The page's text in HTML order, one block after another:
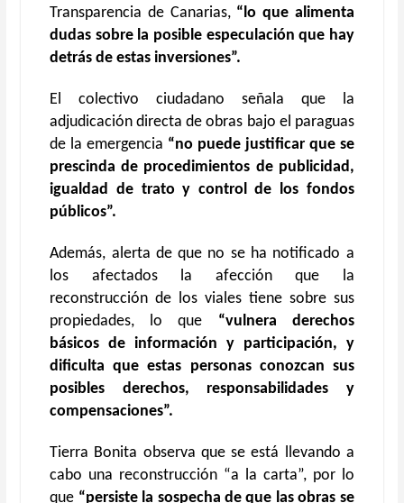
Transparencia de Canarias, “lo que alimenta
dudas sobre la posible especulación que hay
detrás de estas inversiones”.
El colectivo ciudadano señala que la
adjudicación directa de obras bajo el paraguas
de la emergencia “no puede justificar que se
prescinda de procedimientos de publicidad,
igualdad de trato y control de los fondos
públicos”.
Además, alerta de que no se ha notificado a
los afectados la afección que la
reconstrucción de los viales tiene sobre sus
propiedades, lo que “vulnera derechos
básicos de información y participación, y
dificulta que estas personas conozcan sus
posibles derechos, responsabilidades y
compensaciones”.
Tierra Bonita observa que se está llevando a
cabo una reconstrucción “a la carta”, por lo
que “persiste la sospecha de que las obras se